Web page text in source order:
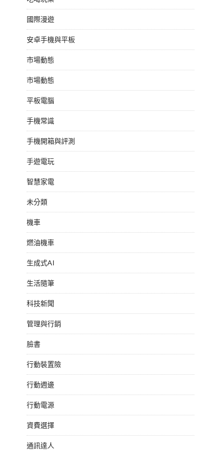
國際漫遊
安卓手機與平板
市場動態
市場動態
平板電腦
手機常識
手機開箱與評測
手遊電玩
智慧家電
未分類
機車
燃油機車
生成式AI
生活隨筆
科技新聞
管理與行銷
臉書
行動裝置險
行動週邊
行動電源
資費選擇
通訊達人